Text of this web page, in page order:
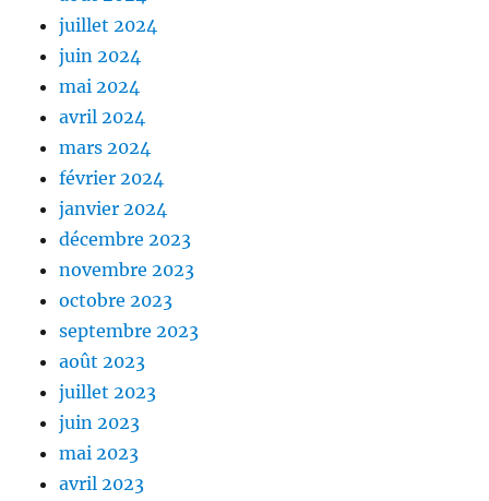
juillet 2024
juin 2024
mai 2024
avril 2024
mars 2024
février 2024
janvier 2024
décembre 2023
novembre 2023
octobre 2023
septembre 2023
août 2023
juillet 2023
juin 2023
mai 2023
avril 2023